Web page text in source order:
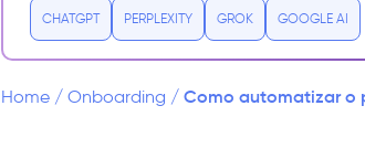
CHATGPT PERPLEXITY GROK GOOGLE AI
Home/ Onboarding / Como automatizar o